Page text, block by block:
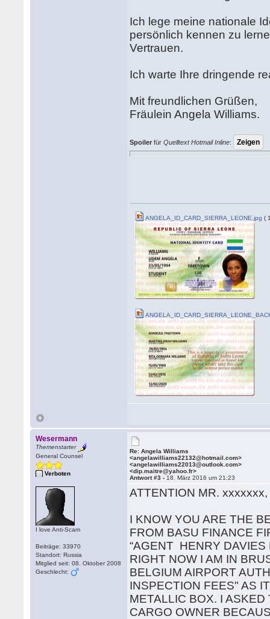
Ich lege meine nationale
persönlich kennen zu
Vertrauen.
Ich warte Ihre dringende
Mit freundlichen Grüßen,
Fräulein Angela Williams.
Spoiler fürQuelltext Hotmail Inline:
ANGELA_ID_CARD_SIERRA_LEONE.jpg (
Wesermann
Themenstarter
General Counsel
Verboten
I love Anti-Scam
Beiträge: 33970
Standort: Russia
Mitglied seit: 08. Oktober 2008
Geschlecht:
Re: Angela Williams
<angelawilliams22132@hotmail.com>
<angelawilliams22013@outlook.com>
<dip.maitre@yahoo.fr>
Antwort #3 - 18. März 2016 um 21:23
ATTENTION MR. xxxxxxx,
I KNOW YOU ARE THE
FROM BASU FINANCE
“AGENT HENRY DAVIES
RIGHT NOW I AM IN
BELGIUM AIRPORT
INSPECTION FEES" AS
METALLIC BOX. I
CARGO OWNER